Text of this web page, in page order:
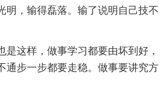
明，输得磊落。输了说明自己技不
是这样，做事学习都要由坏到好，
通步一步都要走稳。做事要讲究方